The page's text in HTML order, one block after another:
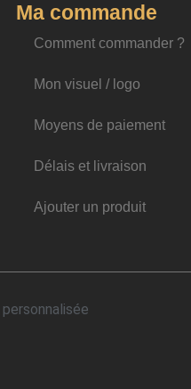
Ma commande
Comment commander ?
Mon visuel / logo
Moyens de paiement
Délais et livraison
Ajouter un produit